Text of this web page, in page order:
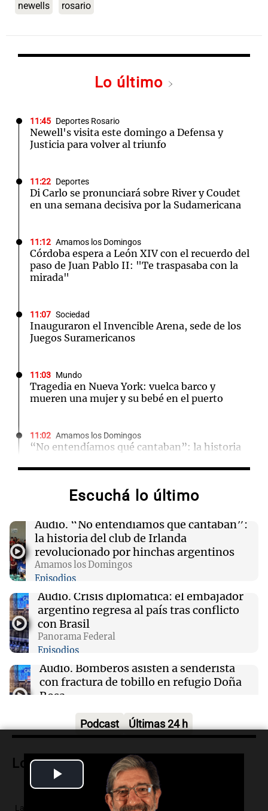
Video
newells rosario
Lo último
11:45 Deportes Rosario
Newell's visita este domingo a Defensa y
Justicia para volver al triunfo
11:22 Deportes
Di Carlo se pronunciará sobre River y Coudet
en una semana decisiva por la Sudamericana
11:12 Amamos los Domingos
Córdoba espera a León XIV con el recuerdo del
paso de Juan Pablo II: "Te traspasaba con la
mirada"
11:07 Sociedad
Inauguraron el Invencible Arena, sede de los
Juegos Suramericanos
11:03 Mundo
Tragedia en Nueva York: vuelca barco y
mueren una mujer y su bebé en el puerto
11:02 Amamos los Domingos
“No entendíamos qué cantaban”: la historia
argentinos
La violencia vicaria en Argentina: más de 4 mil
casos que afectan a niños y madres
10:53 Deportes
Raúl Fernández logra una victoria
contundente y Aprilia se adueña del podio en
Silverstone
10:52 Consejos
Las plantas resistentes al calor que
embellecen tu jardín sin esfuerzo
Escuchá lo último
Audio. “No entendíamos qué cantaban”:
la historia del club de Irlanda
revolucionado por hinchas argentinos
Amamos los Domingos
Episodios
Audio. Crisis diplomática: el embajador
argentino regresa al país tras conflicto
con Brasil
Panorama Federal
Episodios
Audio. Bomberos asisten a senderista
con fractura de tobillo en refugio Doña
Rosa
Audio.Amaycha del Valle avanza en
investigación internacional sobre asma
con nueva tecnología médica
Panorama Federal
Podcast Últimas 24 h
Lo más visto
La muerte de Jorge Messi